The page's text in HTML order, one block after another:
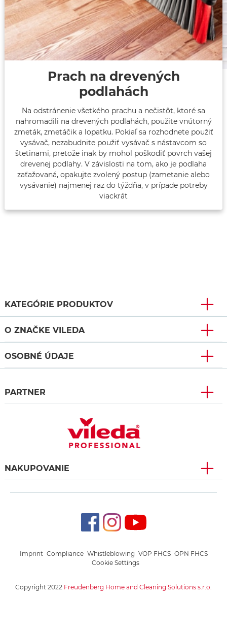
Prach na drevených
podlahách
Na odstránenie všetkého prachu a nečistôt, ktoré sa
nahromadili na drevených podlahách, použite vnútorný
zmeták, zmetáčik a lopatku. Pokiaľ sa rozhodnete použiť
vysávač, nezabudnite použiť vysávač s nástavcom so
štetinami, pretože inak by mohol poškodiť povrch vašej
drevenej podlahy. V závislosti na tom, ako je podlaha
zaťažovaná, opakujte zvolený postup (zametanie alebo
vysávanie) najmenej raz do týždňa, v prípade potreby
viackrát
KATEGÓRIE PRODUKTOV
O ZNAČKE VILEDA
OSOBNÉ ÚDAJE
PARTNER
NAKUPOVANIE
Copyright 2022 Freudenberg Home and Cleaning Solutions s.r.o.
Imprint Compliance Whistleblowing VOP FHCS OPN FHCS
Cookie Settings